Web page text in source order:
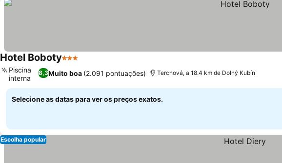
Hotel Boboty3 Estrelas
8,3Muito boa (2.091 pontuações)
Piscina
interna
Terchová, a 18.4 km de Dolný Kubín
Selecione as datas para ver os preços exatos.
Escolha popular